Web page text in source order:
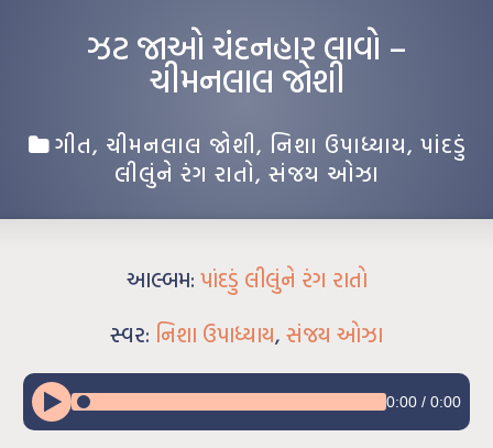
ઝટ જાઓ ચંદનહાર લાવો –
ચીમનલાલ જોશી
ગીત, ચીમનલાલ જોશી, નિશા ઉપાધ્યાય, પાંદડું
લીલુંને રંગ રાતો, સંજય ઓઝા
આલ્બમ: પાંદડું લીલુંને રંગ રાતો
સ્વર: નિશા ઉપાધ્યાય, સંજય ઓઝા
0:00/ 0:00